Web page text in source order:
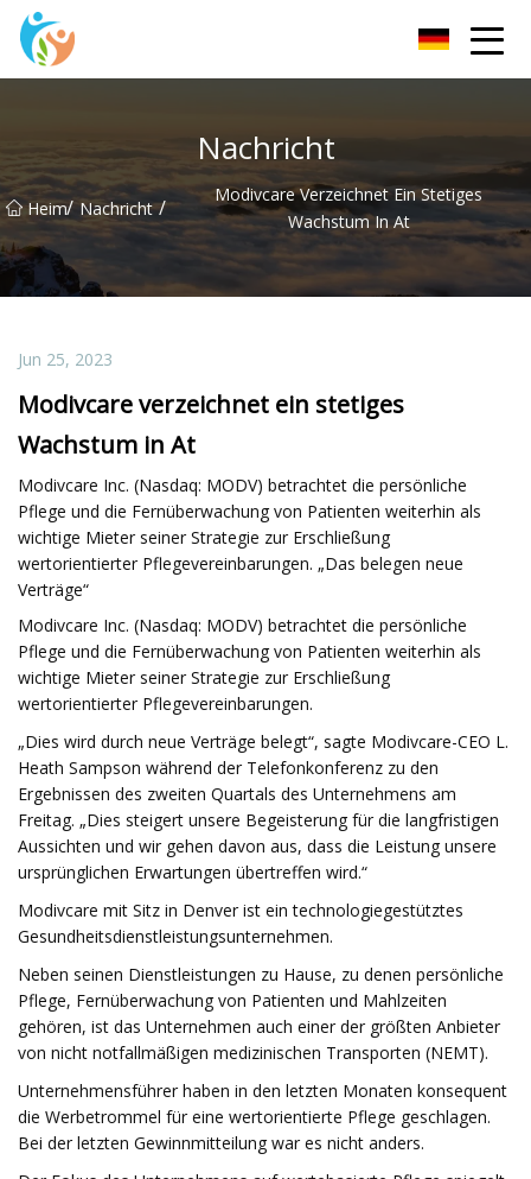
Nachricht
Heim/ Nachricht /
Modivcare Verzeichnet Ein Stetiges
Wachstum In At
Jun 25, 2023
Modivcare verzeichnet ein stetiges
Wachstum in At
Modivcare Inc. (Nasdaq: MODV) betrachtet die persönliche
Pflege und die Fernüberwachung von Patienten weiterhin als
wichtige Mieter seiner Strategie zur Erschließung
wertorientierter Pflegevereinbarungen. „Das belegen neue
Verträge“
Modivcare Inc. (Nasdaq: MODV) betrachtet die persönliche
Pflege und die Fernüberwachung von Patienten weiterhin als
wichtige Mieter seiner Strategie zur Erschließung
wertorientierter Pflegevereinbarungen.
„Dies wird durch neue Verträge belegt“, sagte Modivcare-CEO L.
Heath Sampson während der Telefonkonferenz zu den
Ergebnissen des zweiten Quartals des Unternehmens am
Freitag. „Dies steigert unsere Begeisterung für die langfristigen
Aussichten und wir gehen davon aus, dass die Leistung unsere
ursprünglichen Erwartungen übertreffen wird.“
Modivcare mit Sitz in Denver ist ein technologiegestütztes
Gesundheitsdienstleistungsunternehmen.
Neben seinen Dienstleistungen zu Hause, zu denen persönliche
Pflege, Fernüberwachung von Patienten und Mahlzeiten
gehören, ist das Unternehmen auch einer der größten Anbieter
von nicht notfallmäßigen medizinischen Transporten (NEMT).
Unternehmensführer haben in den letzten Monaten konsequent
die Werbetrommel für eine wertorientierte Pflege geschlagen.
Bei der letzten Gewinnmitteilung war es nicht anders.